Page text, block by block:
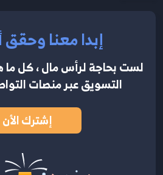
إبدا معنا وحقق
لست بحاجة لرأس مال ، كل ما
التسويق عبر منصات
إشترك الأن